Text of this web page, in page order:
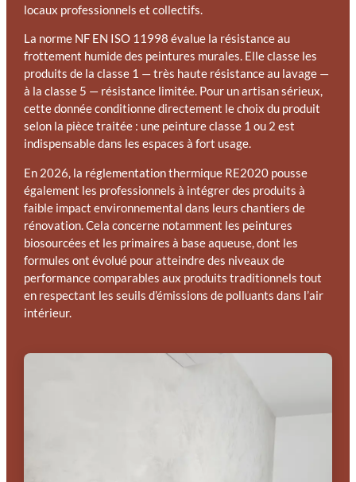
locaux professionnels et collectifs.
La norme NF EN ISO 11998 évalue la résistance au
frottement humide des peintures murales. Elle classe les
produits de la classe 1 — très haute résistance au lavage —
à la classe 5 — résistance limitée. Pour un artisan sérieux,
cette donnée conditionne directement le choix du produit
selon la pièce traitée : une peinture classe 1 ou 2 est
indispensable dans les espaces à fort usage.
En 2026, la réglementation thermique RE2020 pousse
également les professionnels à intégrer des produits à
faible impact environnemental dans leurs chantiers de
rénovation. Cela concerne notamment les peintures
biosourcées et les primaires à base aqueuse, dont les
formules ont évolué pour atteindre des niveaux de
performance comparables aux produits traditionnels tout
en respectant les seuils d’émissions de polluants dans l’air
intérieur.